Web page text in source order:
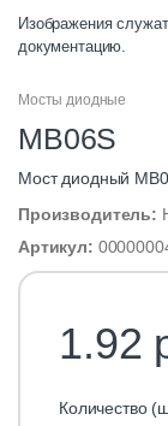
Изображения
документацию.
Мосты диодные
MB06S
Мост диодный
Производитель:
Артикул:
1.92
Количество